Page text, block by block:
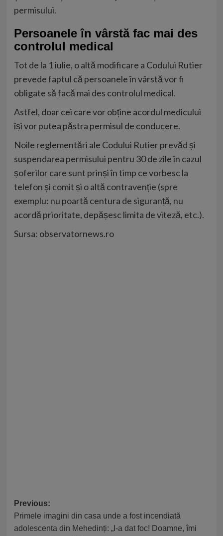
permisului.
Persoanele în vârstă fac mai des
controlul medical
Tot de la 1 iulie, o altă modificare a Codului Rutier
prevede faptul că persoanele în vârstă vor fi
obligate să facă mai des controlul medical.
Astfel, doar cei care vor obține acordul medicului
își vor putea păstra permisul de conducere.
Noile reglementări ale Codului Rutier prevăd și
suspendarea permisului pentru 30 de zile în cazul
șoferilor care sunt prinși în timp ce vorbesc la
telefon și comit și o altă contravenție (spre
exemplu: nu poartă centura de siguranță, nu
acordă prioritate, depășesc limita de viteză, etc.).
Sursa: observatornews.ro
Post
navigation
Previous:
Primele imagini din casa unde a fost incendiată
adolescenta din Mehedinți: „I-a dat foc! Doamne, îmi